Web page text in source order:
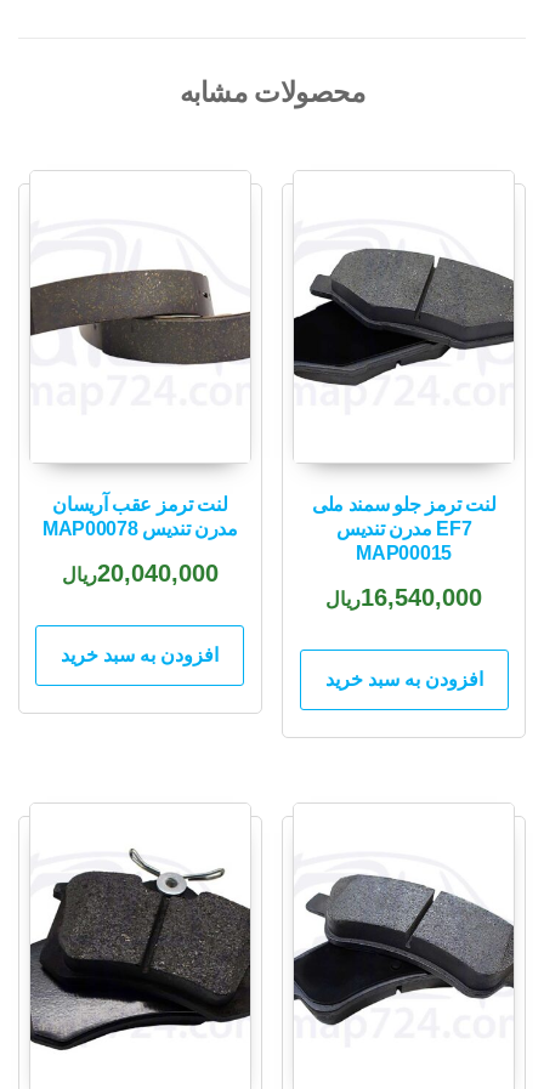
محصولات مشابه
لنت ترمز جلو سمند ملی
EF7 مدرن تندیس
MAP00015
16,540,000ریال
افزودن به سبد خرید
لنت ترمز عقب آریسان
مدرن تندیس MAP00078
20,040,000ریال
افزودن به سبد خرید